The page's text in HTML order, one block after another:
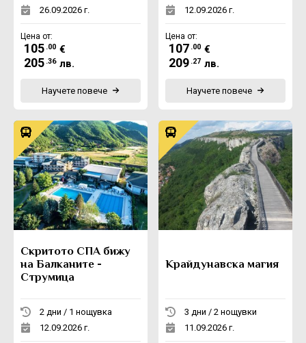
26.09.2026 г.
Цена от:
105 .00 €
205 .36 лв.
Научете повече
12.09.2026 г.
Цена от:
107 .00 €
209 .27 лв.
Научете повече
Скритото СПА бижу
на Балканите -
Струмица
2 дни / 1 нощувка
12.09.2026 г.
Крайдунавска магия
3 дни / 2 нощувки
11.09.2026 г.